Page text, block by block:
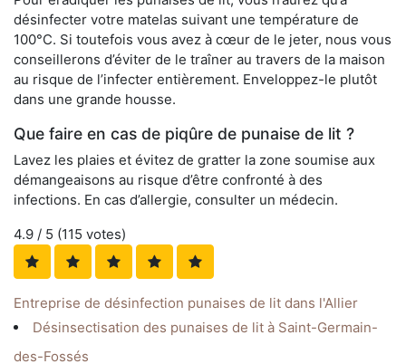
désinfecter votre matelas suivant une température de
100°C. Si toutefois vous avez à cœur de le jeter, nous vous
conseillerons d’éviter de le traîner au travers de la maison
au risque de l’infecter entièrement. Enveloppez-le plutôt
dans une grande housse.
Que faire en cas de piqûre de punaise de lit ?
Lavez les plaies et évitez de gratter la zone soumise aux
démangeaisons au risque d’être confronté à des
infections. En cas d’allergie, consulter un médecin.
4.9 / 5 (115 votes)
Entreprise de désinfection punaises de lit dans l'Allier
Désinsectisation des punaises de lit à Saint-Germain-
des-Fossés